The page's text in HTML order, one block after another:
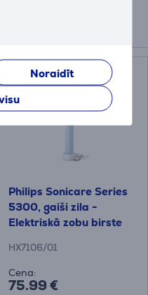
Noraidīt
Philips Sonicare Series
5300, gaiši zila -
Elektriskā zobu birste
HX7106/01
Cena:
75.99 €